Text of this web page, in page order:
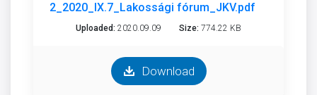
2_2020_IX.7_Lakossági fórum_JKV.pdf
Uploaded: 2020.09.09 Size: 774.22 KB
Download